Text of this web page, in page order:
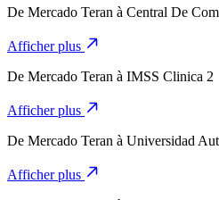
De Mercado Teran à Central De
Afficher plus
De Mercado Teran à IMSS Clinica 2
Afficher plus
De Mercado Teran à Universidad
Afficher plus